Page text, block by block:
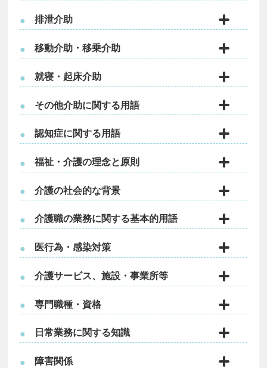
● 排泄介助
● 移動介助・移乗介助
● 就寝・起床介助
● その他介助に関する用語
● 認知症に関する用語
● 福祉・介護の理念と原則
● 介護の社会的な背景
● 介護職の業務に関する基本的用語
● 医行為・感染対策
● 介護サービス、施設・事業所等
● 専門職種・資格
● 日常業務に関する知識
● 障害関係